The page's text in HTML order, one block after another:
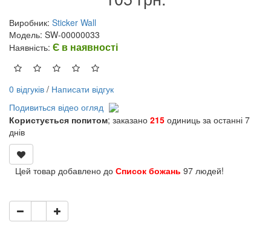
Виробник: Sticker Wall
Модель: SW-00000033
Наявність: Є в наявності
0 відгуків / Написати відгук
Подивиться відео огляд
Користується попитом; заказано 215 одиниць за останні 7
днів
Цей товар добавлено до Список божань 97 людей!